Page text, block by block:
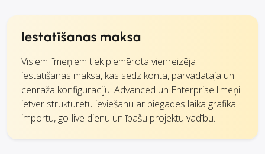
Iestatīšanas maksa
Visiem līmeņiem tiek piemērota vienreizēja
iestatīšanas maksa, kas sedz konta, pārvadātāja un
cenrāža konfigurāciju. Advanced un Enterprise līmeņi
ietver strukturētu ieviešanu ar piegādes laika grafika
importu, go-live dienu un īpašu projektu vadību.